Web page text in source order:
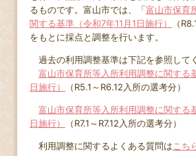
るものです。富山市では、「富山市保育
関する基準（令和7年11月1日施行）
（
をもとに採点と調整を行います。
過去の利用調整基準は下記を参照して
富山市保育所等入所利用調整に関する
日施行）
（R5.1～R6.12入所の選考分）
富山市保育所等入所利用調整に関する
日施行）
（R7.1～R7.12入所の選考分）
利用調整に関するよくある質問は こち